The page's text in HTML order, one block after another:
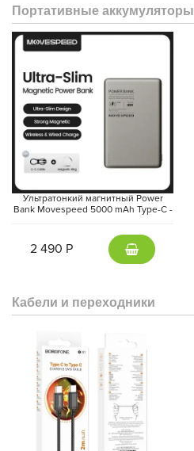
Портативные аккумуляторы
Ультратонкий магнитный Power
Bank Movespeed 5000 mAh Type-C -
2 490 Р
Кабели и переходники